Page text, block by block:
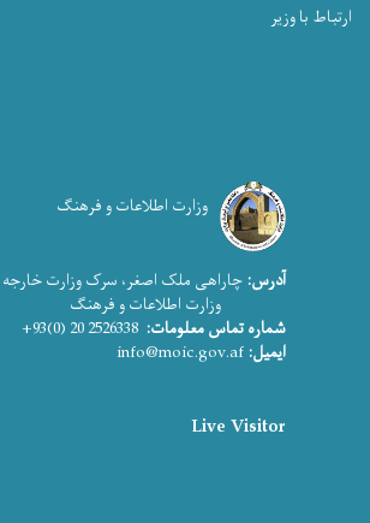
ارتباط با وزیر
وزارت اطلاعات و فرهنگ
آدرس: چاراهی ملک اصغر، سرک وزارت خارجه
وزارت اطلاعات و فرهنگ
شماره تماس معلومات:
ایمیل:
Live Visitor